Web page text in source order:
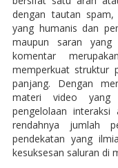
dengan tautan
yang humanis dan
maupun saran
komentar
memperkuat struktur
panjang. Dengan
materi video yang
pengelolaan
rendahnya jumlah
pendekatan yang
kesuksesan saluran di